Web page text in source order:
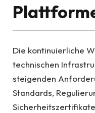
Die kontinuierliche
technischen
steigenden
Standards,